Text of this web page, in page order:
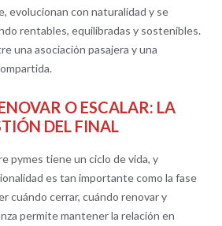
evolucionan con naturalidad y se
rentables, equilibradas y sostenibles.
una asociación pasajera y una
O ESCALAR: LA
DEL FINAL
pymes tiene un ciclo de vida, y
es tan importante como la fase
cuándo cerrar, cuándo renovar y
permite mantener la relación en